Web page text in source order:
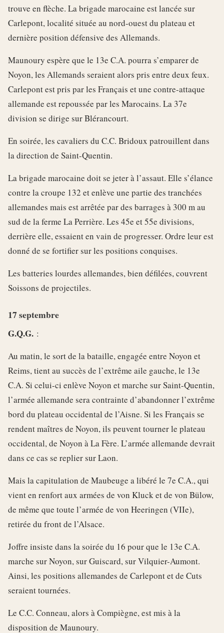
trouve en flèche. La brigade marocaine est lancée sur
Carlepont, localité située au nord-ouest du plateau et
dernière position défensive des Allemands.
Maunoury espère que le 13e C.A. pourra s’emparer de
Noyon, les Allemands seraient alors pris entre deux feux.
Carlepont est pris par les Français et une contre-attaque
allemande est repoussée par les Marocains. La 37e
division se dirige sur Blérancourt.
En soirée, les cavaliers du C.C. Bridoux patrouillent dans
la direction de Saint-Quentin.
La brigade marocaine doit se jeter à l’assaut. Elle s’élance
contre la croupe 132 et enlève une partie des tranchées
allemandes mais est arrêtée par des barrages à 300 m au
sud de la ferme La Perrière. Les 45e et 55e divisions,
derrière elle, essaient en vain de progresser. Ordre leur est
donné de se fortifier sur les positions conquises.
Les batteries lourdes allemandes, bien défilées, couvrent
Soissons de projectiles.
17 septembre
G.Q.G. :
Au matin, le sort de la bataille, engagée entre Noyon et
Reims, tient au succès de l’extrême aile gauche, le 13e
C.A. Si celui-ci enlève Noyon et marche sur Saint-Quentin,
l’armée allemande sera contrainte d’abandonner l’extrême
bord du plateau occidental de l’Aisne. Si les Français se
rendent maîtres de Noyon, ils peuvent tourner le plateau
occidental, de Noyon à La Fère. L’armée allemande devrait
dans ce cas se replier sur Laon.
Mais la capitulation de Maubeuge a libéré le 7e C.A., qui
vient en renfort aux armées de von Kluck et de von Bülow,
de même que toute l’armée de von Heeringen (VIIe),
retirée du front de l’Alsace.
Joffre insiste dans la soirée du 16 pour que le 13e C.A.
marche sur Noyon, sur Guiscard, sur Vilquier-Aumont.
Ainsi, les positions allemandes de Carlepont et de Cuts
seraient tournées.
Le C.C. Conneau, alors à Compiègne, est mis à la
disposition de Maunoury.